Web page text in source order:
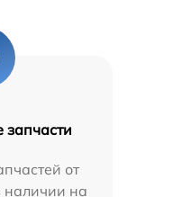
от
наличии на